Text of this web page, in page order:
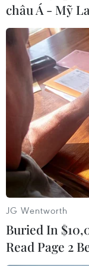
#Hỗ trợ khẩn cấp
#Bão
Theo dõi
châu Á - Mỹ
JG Wentworth
Buried In
Read Page 2